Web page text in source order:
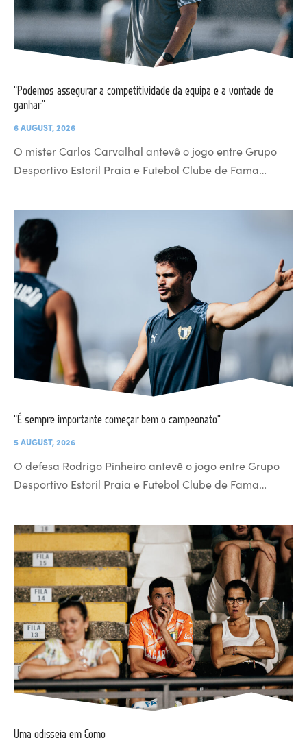
“Podemos assegurar a competitividade da equipa e a vontade de
ganhar”
6 AUGUST, 2026
O mister Carlos Carvalhal antevê o jogo entre Grupo
Desportivo Estoril Praia e Futebol Clube de Fama…
“É sempre importante começar bem o campeonato”
5 AUGUST, 2026
O defesa Rodrigo Pinheiro antevê o jogo entre Grupo
Desportivo Estoril Praia e Futebol Clube de Fama…
Uma odisseia em Como